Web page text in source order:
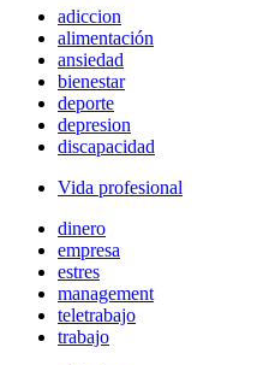
adiccion
alimentación
ansiedad
bienestar
deporte
depresion
discapacidad
Vida profesional
dinero
empresa
estres
management
teletrabajo
trabajo